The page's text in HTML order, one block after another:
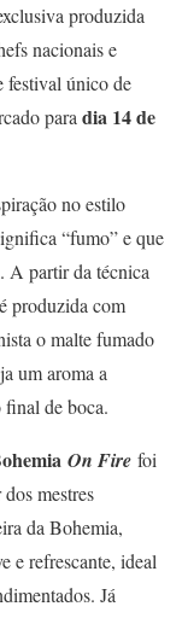
produzida
nacionais e
festival único de
para dia 14 de
no estilo
“fumo” e que
A partir da técnica
é produzida com
o malte fumado
um aroma a
final de boca.
On Fire foi
mestres
da Bohemia,
e refrescante, ideal
Já